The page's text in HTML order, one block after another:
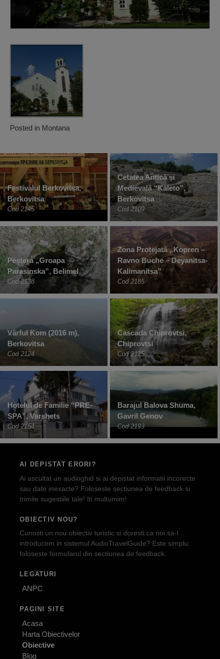
Posted in Montana
Festivalul Berkovitsa,
Berkovitsa
Cod 2145
Cetatea Antică și
Medievală “Kaleto”,
Berkovitsa
Cod 2109
Peștera „Groapa
Parasinska”, Belimel
Cod 2138
Zona Protejată „Kopren –
Ravno Buche – Deyanitsa-
Kalimanitsa”
Cod 2185
Vârful Kom (2016 m),
Berkovitsa
Cod 2124
Cascada Chiprovtsi,
Chiprovtsi
Cod 2125
Hotelul de Familie “PRE-
SPA”, Varshets
Cod 2154
Barajul Balova Shuma,
Gavril Genov
Cod 2193
AI DEPISTAT ERORI?
Ai ascultat un audioghid si ai depistat informatii incorecte
sau date inexacte? Foloseste sectiunea de feedback si
trimite sugestiile tale! Iti multumim!
OBIECTIV NOU?
Cunosti un nou obiectiv turistic si doresti ca noi sa-l
introducem in sistemul AudioTravelGuide? Este simplu:
foloseste formularul din sectiunea de feedback.
LEGATURI
ANPC
PAGINI SITE
Acasa
Harta Obiectivelor
Obiective
Blog